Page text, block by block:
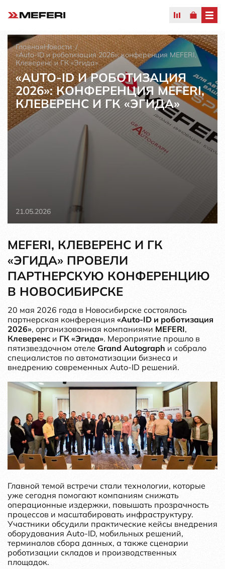
ГлавнаяНовости
«Auto-ID и роботизация 2026»: конференция MEFERI,
Клеверенс и ГК «Эгида»
«AUTO-ID И РОБОТИЗАЦИЯ
2026»: КОНФЕРЕНЦИЯ MEFERI,
КЛЕВЕРЕНС И ГК «ЭГИДА»
21.05.2026
MEFERI, КЛЕВЕРЕНС И ГК
«ЭГИДА» ПРОВЕЛИ
ПАРТНЕРСКУЮ КОНФЕРЕНЦИЮ
В НОВОСИБИРСКЕ
20 мая 2026 года в Новосибирске состоялась
партнерская конференция «Auto-ID и роботизация
2026», организованная компаниями MEFERI,
Клеверенс и ГК «Эгида». Мероприятие прошло в
пятизвездочном отеле Grand Autograph и собрало
специалистов по автоматизации бизнеса и
внедрению современных Auto-ID решений.
Главной темой встречи стали технологии, которые
уже сегодня помогают компаниям снижать
операционные издержки, повышать прозрачность
процессов и масштабировать инфраструктуру.
Участники обсудили практические кейсы внедрения
оборудования Auto-ID, мобильных решений,
терминалов сбора данных, а также сценарии
роботизации складов и производственных
площадок.